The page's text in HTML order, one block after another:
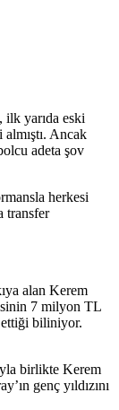
ilk yarıda eski
Ancak
adeta şov
herkesi
transfer
alan Kerem
7 milyon TL
ettiği biliniyor.
birlikte Kerem
genç yıldızını